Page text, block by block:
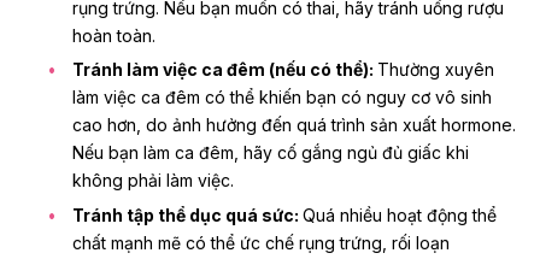
rụng trứng. Nếu bạn muốn có thai, hãy tránh uống rượu
hoàn toàn.
Tránh làm việc ca đêm (nếu có thể): Thường xuyên
làm việc ca đêm có thể khiến bạn có nguy cơ vô sinh
cao hơn, do ảnh hưởng đến quá trình sản xuất hormone.
Nếu bạn làm ca đêm, hãy cố gắng ngủ đủ giấc khi
không phải làm việc.
Tránh tập thể dục quá sức: Quá nhiều hoạt động thể
chất mạnh mẽ có thể ức chế rụng trứng, rối loạn